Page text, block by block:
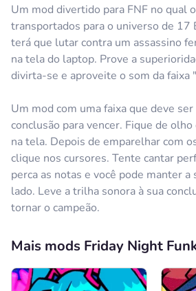
Um mod divertido para FNF no qual
transportados para o universo de 17
terá que lutar contra um assassino
na tela do laptop. Prove a
divirta-se e aproveite o som da faixa
Um mod com uma faixa que deve
conclusão para vencer. Fique de
na tela. Depois de emparelhar com
clique nos cursores. Tente cantar
perca as notas e você pode manter a
lado. Leve a trilha sonora à sua
tornar o campeão.
Mais mods Friday Night